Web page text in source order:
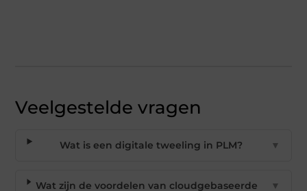
Veelgestelde vragen
Wat is een digitale tweeling in PLM? ▼
Wat zijn de voordelen van cloudgebaseerde ▼